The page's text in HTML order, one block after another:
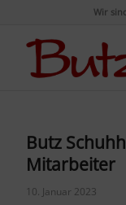
Wir
Butz
Mitarbeiter
10. Januar 2023